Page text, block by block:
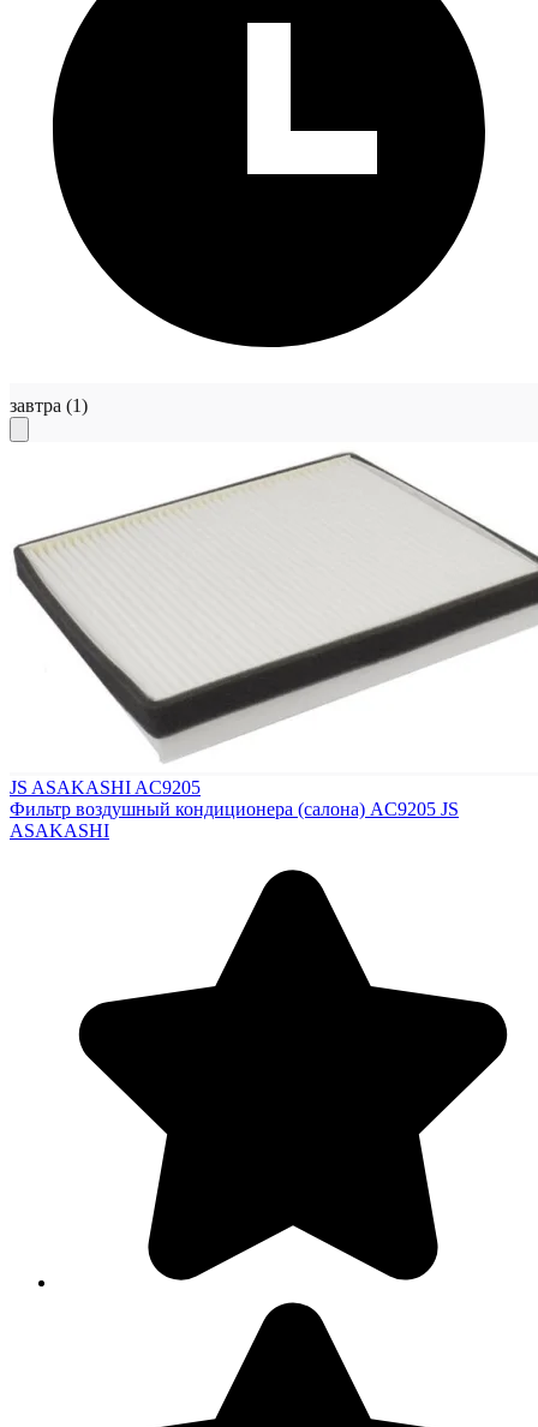
завтра (1)
JS ASAKASHI AC9205
Фильтр воздушный кондиционера (салона) AC9205 JS
ASAKASHI